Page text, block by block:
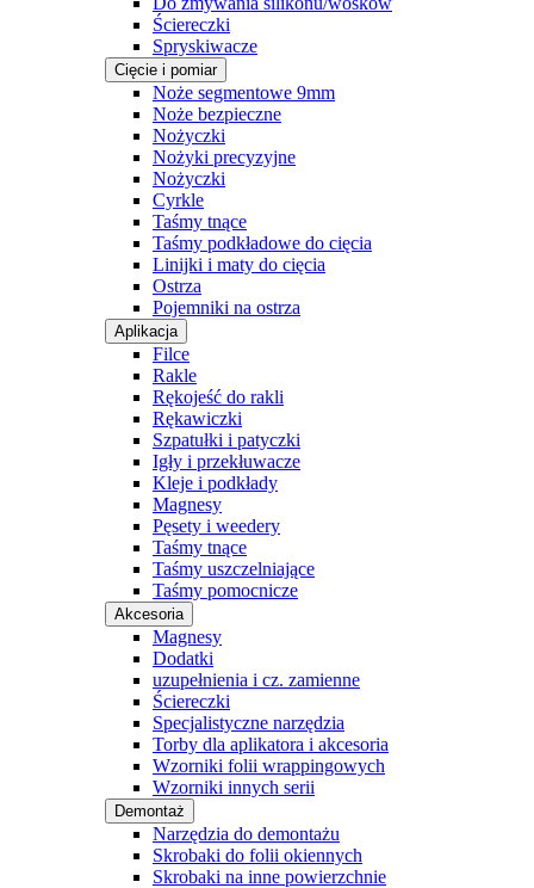
Ściereczki
Spryskiwacze
Cięcie i pomiar
Noże segmentowe 9mm
Noże bezpieczne
Nożyczki
Nożyki precyzyjne
Nożyczki
Cyrkle
Taśmy tnące
Taśmy podkładowe do cięcia
Linijki i maty do cięcia
Ostrza
Pojemniki na ostrza
Aplikacja
Filce
Rakle
Rękojeść do rakli
Rękawiczki
Szpatułki i patyczki
Igły i przekłuwacze
Kleje i podkłady
Magnesy
Pęsety i weedery
Taśmy tnące
Taśmy uszczelniające
Taśmy pomocnicze
Akcesoria
Magnesy
Dodatki
uzupełnienia i cz. zamienne
Ściereczki
Specjalistyczne narzędzia
Torby dla aplikatora i akcesoria
Wzorniki folii wrappingowych
Wzorniki innych serii
Demontaż
Narzędzia do demontażu
Skrobaki do folii okiennych
Skrobaki na inne powierzchnie